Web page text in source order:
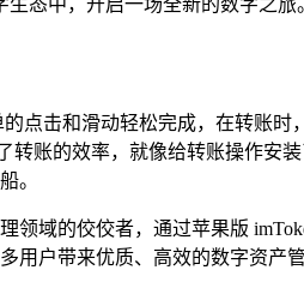
态中，开启一场全新的数字之旅
点击和滑动轻松完成，在转账时
转账的效率，就像给转账操作安
。
域的佼佼者，通过苹果版
用户带来优质、高效的数字资产